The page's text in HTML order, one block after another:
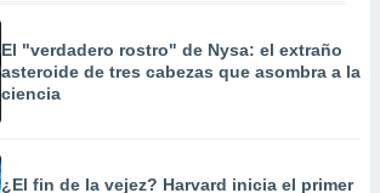
El "verdadero rostro" de Nysa: el extraño
asteroide de tres cabezas que asombra a la
ciencia
¿El fin de la vejez? Harvard inicia el primer